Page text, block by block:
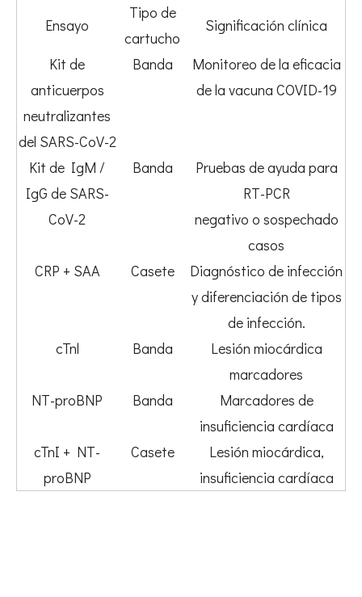
Ensayo
Tipo de
cartucho
Significación clínica
Kit de
anticuerpos
neutralizantes
del SARS-CoV-2
Banda
Monitoreo de la eficacia
de la vacuna COVID-19
Kit de IgM /
IgG de SARS-
CoV-2
Banda
Pruebas de ayuda para
RT-PCR
negativo o sospechado
casos
CRP + SAA
Casete
Diagnóstico de infección
y diferenciación de tipos
de infección.
cTnl
Banda
Lesión miocárdica
marcadores
NT-proBNP
Banda
Marcadores de
insuficiencia cardíaca
cTnI + NT-
proBNP
Casete
Lesión miocárdica,
insuficiencia cardíaca